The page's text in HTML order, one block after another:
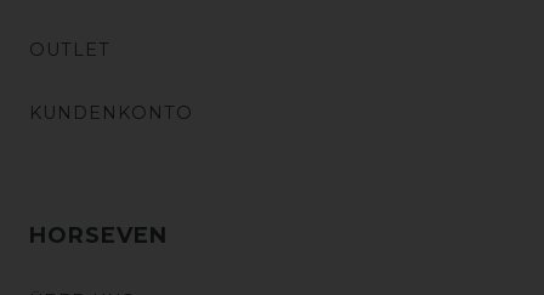
OUTLET
KUNDENKONTO
HORSEVEN